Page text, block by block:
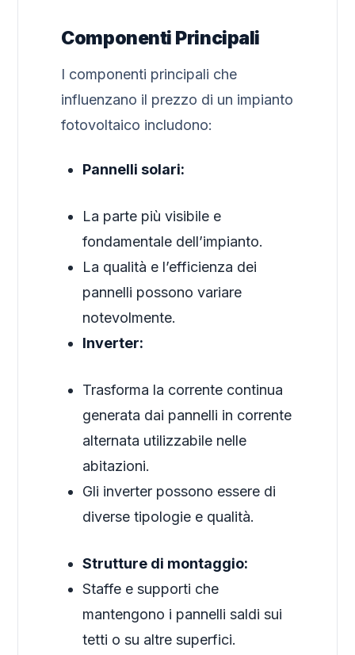
Componenti Principali
I componenti principali che
influenzano il prezzo di un impianto
fotovoltaico includono:
Pannelli solari:
La parte più visibile e
fondamentale dell’impianto.
La qualità e l’efficienza dei
pannelli possono variare
notevolmente.
Inverter:
Trasforma la corrente continua
generata dai pannelli in corrente
alternata utilizzabile nelle
abitazioni.
Gli inverter possono essere di
diverse tipologie e qualità.
Strutture di montaggio:
Staffe e supporti che
mantengono i pannelli saldi sui
tetti o su altre superfici.